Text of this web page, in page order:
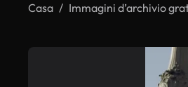
Casa Immagini d’archivio